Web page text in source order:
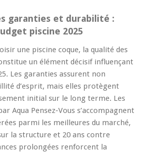
garanties et durabilité :
piscine 2025
une piscine coque, la qualité des
un élément décisif influençant
Les garanties assurent non
d’esprit, mais elles protègent
initial sur le long terme. Les
Aqua Pensez-Vous s’accompagnent
parmi les meilleures du marché,
la structure et 20 ans contre
prolongées renforcent la